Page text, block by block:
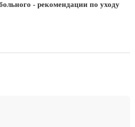
- рекомендации по уходу